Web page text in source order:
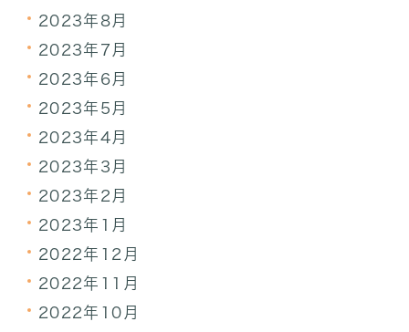
2023年8月
2023年7月
2023年6月
2023年5月
2023年4月
2023年3月
2023年2月
2023年1月
2022年12月
2022年11月
2022年10月